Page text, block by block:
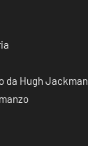
da Hugh Jackman